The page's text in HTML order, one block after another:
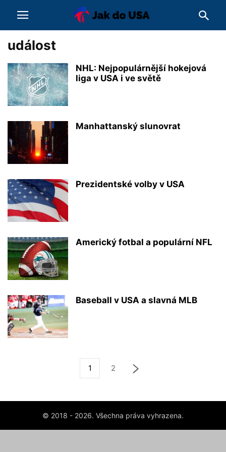
událost
NHL: Nejpopulárnější hokejová
liga v USA i ve světě
Manhattanský slunovrat
Prezidentské volby v USA
Americký fotbal a populární NFL
Baseball v USA a slavná MLB
1 2
© 2018 - 2026. Všechna práva vyhrazena.